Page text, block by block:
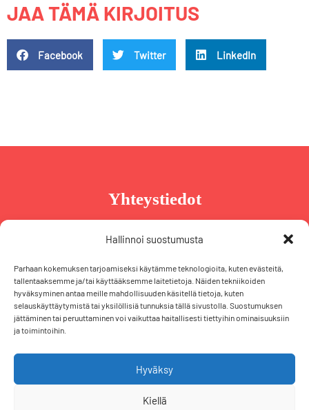
Hallinnoi suostumusta
Parhaan kokemuksen tarjoamiseksi käytämme teknologioita, kuten evästeitä,
tallentaaksemme ja/tai käyttääksemme laitetietoja. Näiden tekniikoiden
hyväksyminen antaa meille mahdollisuuden käsitellä tietoja, kuten
selauskäyttäytymistä tai yksilöllisiä tunnuksia tällä sivustolla. Suostumuksen
jättäminen tai peruuttaminen voi vaikuttaa haitallisesti tiettyihin ominaisuuksiin
ja toimintoihin.
Hyväksy
Kiellä
JAA TÄMÄ KIRJOITUS
Facebook Twitter LinkedIn
Yhteystiedot
Taru Reinikainen
taru@tarureinikainen.fi
Vaalipäällikö
Puh. +358 50 574 2355
iris@tarureinikainen.fi